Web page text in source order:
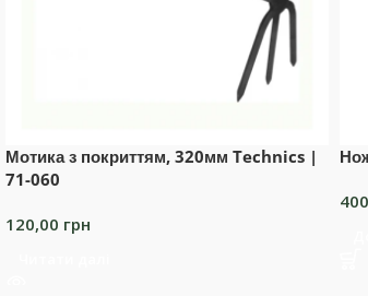
Мотика з покриттям, 320мм Technics |
71-060
120,00 грн